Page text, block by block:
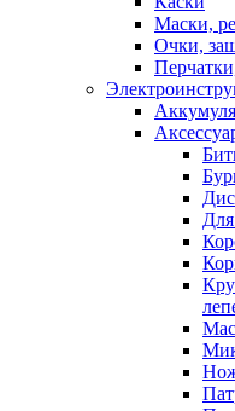
Маски,
Очки,